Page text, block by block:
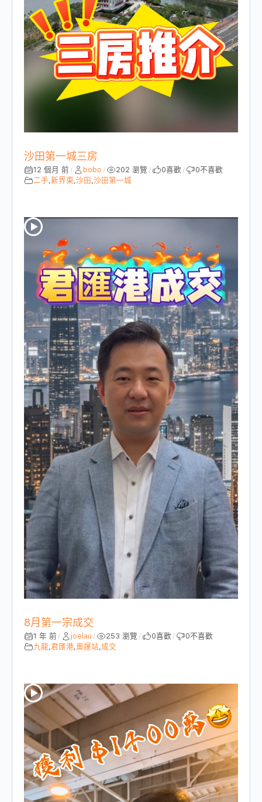
沙田第一城三房
12 個月 前 / bobo / 202 瀏覽 / 0喜歡 / 0不喜歡
二手,新界東,沙田 ,沙田第一城
8月第一宗成交
1 年 前 / joelau / 253 瀏覽 / 0喜歡 / 0不喜歡
九龍 君匯港 奧運站 成交